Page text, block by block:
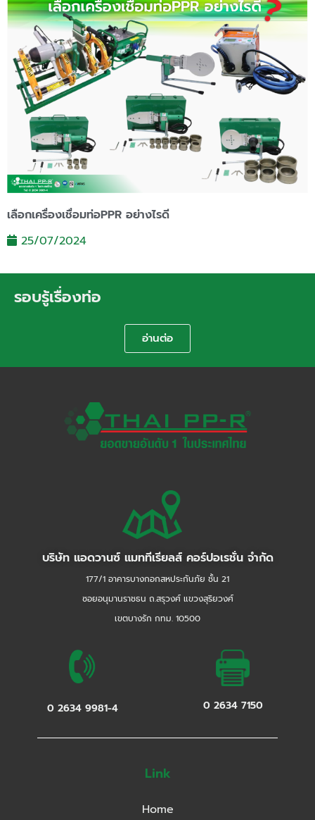
เลือกเครื่องเชื่อมท่อPPR อย่างไรดี
25/07/2024
รอบรู้เรื่องท่อ
อ่านต่อ
บริษัท แอดวานซ์ แมททีเรียลส์ คอร์ปอเรชั่น จำกัด
177/1 อาคารบางกอกสหประกันภัย ชั้น 21
ซอยอนุมานราชธน ถ.สรุวงศ์ แขวงสุริยวงศ์
เขตบางรัก กทม. 10500
0 2634 9981-4 0 2634 7150
Link
Home